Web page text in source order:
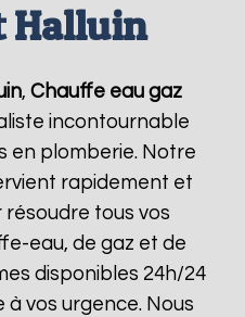
Halluin
,Chauffe eau gaz
incontournable
en plomberie. Notre
rapidement et
tous vos
eau, de gaz et de
disponibles 24h/24
vos urgence. Nous